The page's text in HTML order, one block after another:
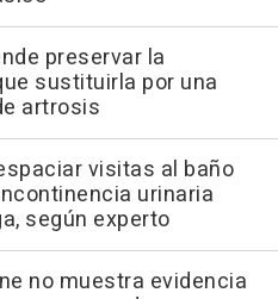
preservar la
sustituirla por una
artrosis
visitas al baño
urinaria
según experto
no muestra evidencia